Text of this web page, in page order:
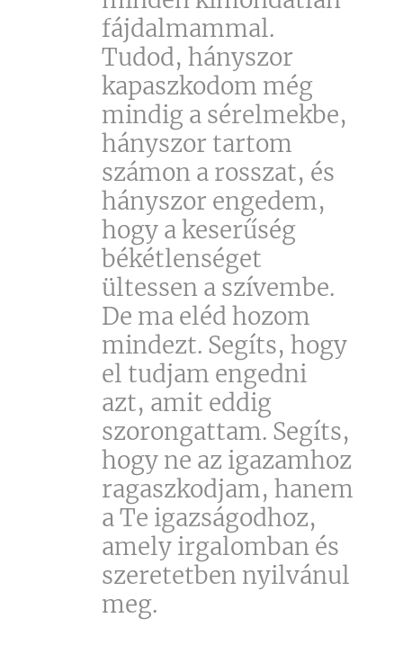
fájdalmammal.
Tudod, hányszor
kapaszkodom még
mindig a sérelmekbe,
hányszor tartom
számon a rosszat, és
hányszor engedem,
hogy a keserűség
békétlenséget
ültessen a szívembe.
De ma eléd hozom
mindezt. Segíts, hogy
el tudjam engedni
azt, amit eddig
szorongattam. Segíts,
hogy ne az igazamhoz
ragaszkodjam, hanem
a Te igazságodhoz,
amely irgalomban és
szeretetben nyilvánul
meg.